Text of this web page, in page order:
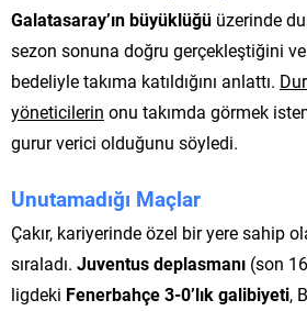
Galatasaray’ın büyüklüğü üzerinde
sezon sonuna doğru gerçekleştiğini
bedeliyle takıma katıldığını anlattı.
yöneticilerin onu takımda görmek
gurur verici olduğunu söyledi.
Unutamadığı Maçlar
Çakır, kariyerinde özel bir yere sahip
sıraladı. Juventus deplasmanı (son
ligdeki Fenerbahçe 3-0’lık galibiyeti,